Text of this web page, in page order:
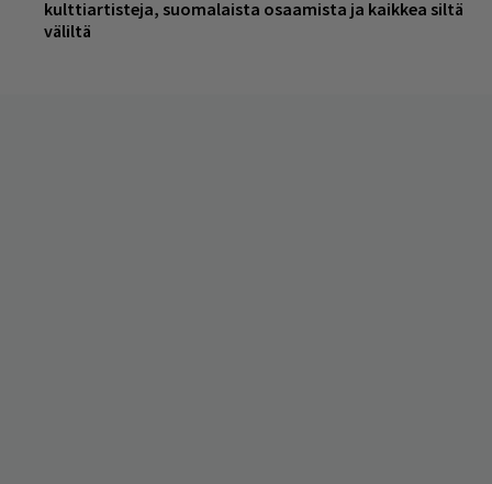
kulttiartisteja, suomalaista osaamista ja kaikkea siltä
väliltä